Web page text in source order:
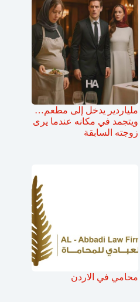
ملياردير يدخل إلى مطعم…
ويتجمد في مكانه عندما يرى
زوجته السابقة
محامي في الاردن